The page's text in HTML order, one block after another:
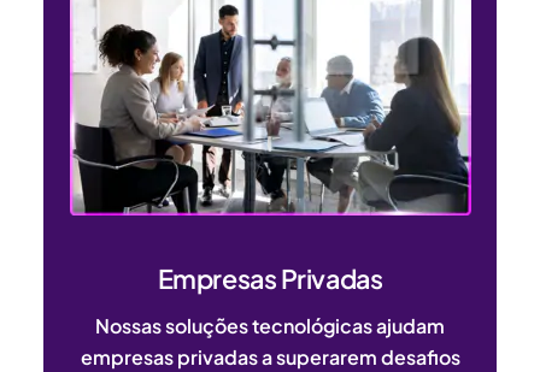
Empresas Privadas
Nossas soluções tecnológicas ajudam
empresas privadas a superarem desafios